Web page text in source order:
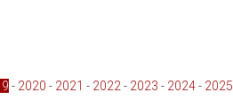
- 2020 - 2021 - 2022 - 2023 - 2024- 2025